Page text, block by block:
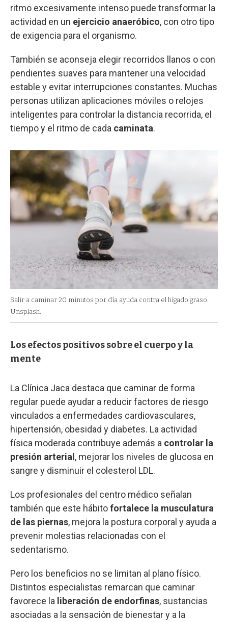
ritmo excesivamente intenso puede transformar la
actividad en un ejercicio anaeróbico, con otro tipo
de exigencia para el organismo.
También se aconseja elegir recorridos llanos o con
pendientes suaves para mantener una velocidad
estable y evitar interrupciones constantes. Muchas
personas utilizan aplicaciones móviles o relojes
inteligentes para controlar la distancia recorrida, el
tiempo y el ritmo de cada caminata.
Salir a caminar 20 minutos por día ayuda contra el hígado graso.
Unsplash.
Los efectos positivos sobre el cuerpo y la
mente
La Clínica Jaca destaca que caminar de forma
regular puede ayudar a reducir factores de riesgo
vinculados a enfermedades cardiovasculares,
hipertensión, obesidad y diabetes. La actividad
física moderada contribuye además a controlar la
presión arterial , mejorar los niveles de glucosa en
sangre y disminuir el colesterol LDL.
Los profesionales del centro médico señalan
también que este hábitofortalece la musculatura
de las piernas, mejora la postura corporal y ayuda a
prevenir molestias relacionadas con el
sedentarismo.
Pero los beneficios no se limitan al plano físico.
Distintos especialistas remarcan que caminar
favorece la liberación de endorfinas, sustancias
asociadas a la sensación de bienestar y a la